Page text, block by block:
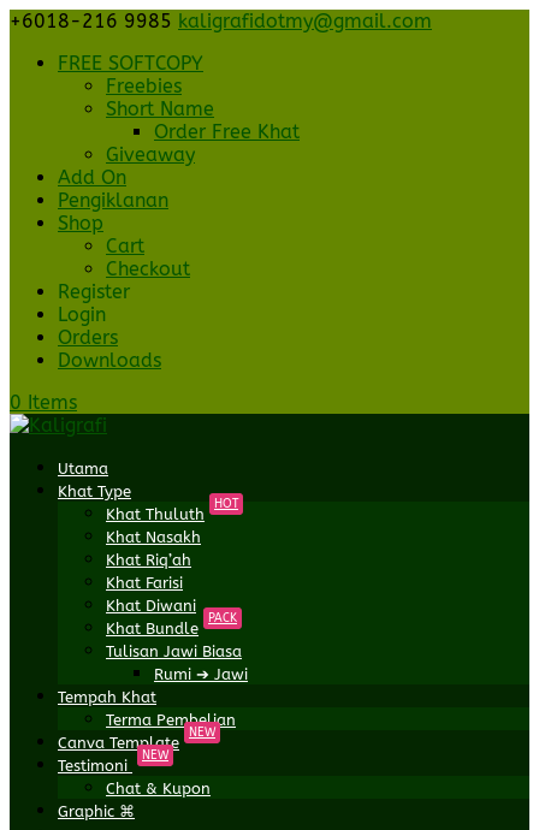
+6018-216 9985 kaligrafidotmy@gmail.com
FREE SOFTCOPY
Freebies
Short Name
Order Free Khat
Giveaway
Add On
Pengiklanan
Shop
Cart
Checkout
Register
Login
Orders
Downloads
0 Items
Utama
Khat Type
Khat Thuluth
HOT
Khat Nasakh
Khat Riq’ah
Khat Farisi
Khat Diwani
Khat Bundle
PACK
Tulisan Jawi Biasa
Rumi ➔ Jawi
Tempah Khat
Terma Pembelian
Canva Template
NEW
Testimoni
NEW
Chat & Kupon
Graphic ⌘